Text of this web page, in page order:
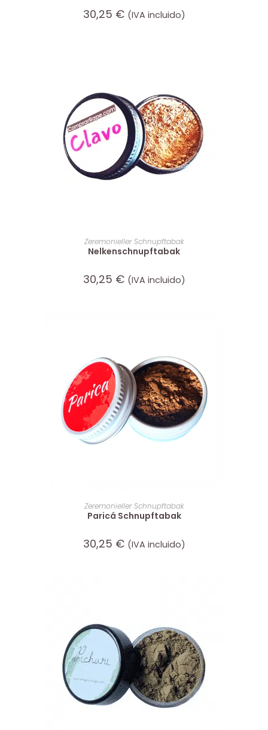
30,25 € (IVA incluido)
IN DEN WARENKORB
Zeremonieller Schnupftabak
Nelkenschnupftabak
30,25 € (IVA incluido)
IN DEN WARENKORB
Zeremonieller Schnupftabak
Paricá Schnupftabak
30,25 € (IVA incluido)